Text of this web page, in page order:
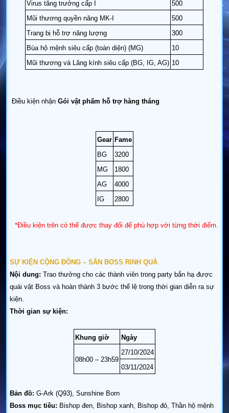
Virus tăng trưởng cấp I
500
Mũi thương quyền năng MK-I
500
Trang bị hỗ trợ năng lượng
300
Bùa hộ mệnh siêu cấp (toàn diện) (MG)
10
Mũi thương và Lăng kính siêu cấp (BG, IG, AG) 10
Điều kiện nhận Gói vật phẩm hỗ trợ hàng tháng
Gear Fame
BG
3200
MG
1800
AG
4000
IG
2800
*Điều kiện trên có thể được thay đổi để phù hợp với từng thời điểm.
SỰ KIỆN CỘNG ĐỒNG – SĂN BOSS RINH QUÀ
Nội dung: Trao thưởng cho các thành viên trong party bắn hạ được
quái vật Boss và hoàn thành 3 bước thể lệ trong thời gian diễn ra sự
kiện.
Thời gian sự kiện:
Khung giờ Ngày
08h00 – 23h59
27/10/2024
03/11/2024
Bản đồ: G-Ark (Q93), Sunshine Born
Boss mục tiêu: Bishop đen, Bishop xanh, Bishop đỏ, Thần hộ mệnh